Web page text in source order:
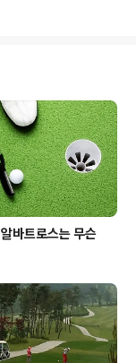
바트로스는 무슨